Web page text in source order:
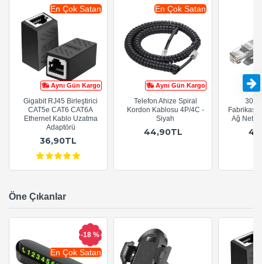
Aynı Gün Kargo
En Çok Satan
Gigabit RJ45 Birleştirici
CAT5e CAT6 CAT6A
Ethernet Kablo Uzatma
Adaptörü
36,90TL
Aynı Gün Kargo
En Çok Satan
Telefon Ahize Spiral
Kordon Kablosu 4P/4C -
Siyah
44,90TL
Ağ
Öne Çıkanlar
En Çok Satan
-18 %